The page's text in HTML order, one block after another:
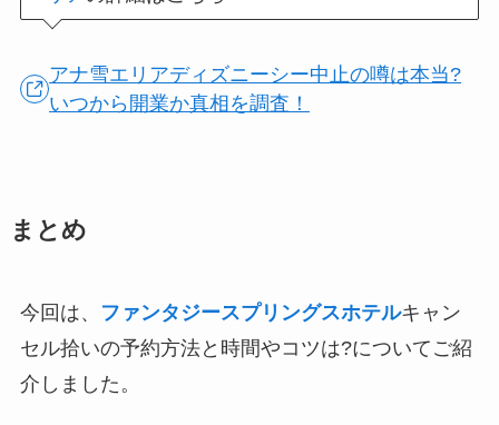
アナ雪エリアディズニーシー中止の噂は本当?
いつから開業か真相を調査！
まとめ
今回は、 ファンタジースプリングスホテルキャン
セル拾いの予約方法と時間やコツは?についてご紹
介しました。